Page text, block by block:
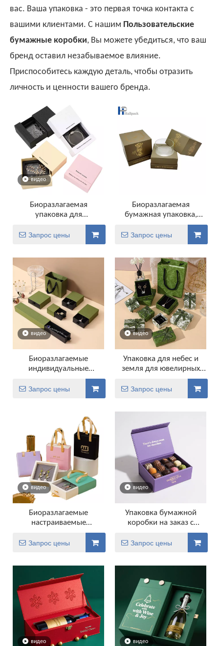
вас. Ваша упаковка - это первая точка контакта с
вашими клиентами. С нашим Пользовательские
бумажные коробки, Вы можете убедиться, что ваш
бренд оставил незабываемое влияние.
Приспособитесь каждую деталь, чтобы отразить
личность и ценности вашего бренда.
видео
Биоразлагаемая
упаковка для
биоразлагаемых
дизайнерских ювелирных
Запрос цены
Биоразлагаемая
бумажная упаковка,
чайные пакетики,
упаковочная коробка из
Запрос цены
видео
Биоразлагаемые
индивидуальные
ювелирные коробки с
логотипом Упаковка с
ящиком для колец серьги
Запрос цены
видео
Упаковка для небес и
земля для ювелирных
Запрос цены
видео
Биоразлагаемые
настраиваемые
бумажные коробки с
логотипом Упаковка с
ящиком для серьгов
Запрос цены
видео
Упаковка бумажной
коробки на заказ с
магнитной вставкой
роскошные подарочные
Запрос цены
видео видео